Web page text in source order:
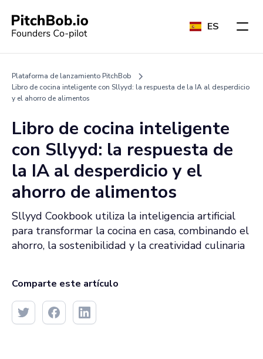
ES
Plataforma de lanzamiento PitchBob
Libro de cocina inteligente con Sllyyd: la respuesta de la IA al desperdicio
y el ahorro de alimentos
Libro de cocina inteligente
con Sllyyd: la respuesta de
la IA al desperdicio y el
ahorro de alimentos
Sllyyd Cookbook utiliza la inteligencia artificial
para transformar la cocina en casa, combinando el
ahorro, la sostenibilidad y la creatividad culinaria
Comparte este artículo